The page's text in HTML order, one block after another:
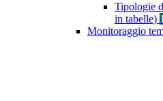
Tipologie
in tabelle) 1
Monitoraggio